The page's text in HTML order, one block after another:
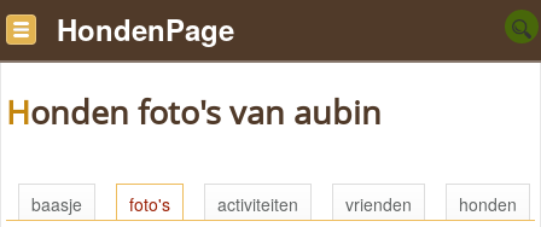
HondenPage
Honden foto's van aubin
baasje foto's activiteiten vrienden honden